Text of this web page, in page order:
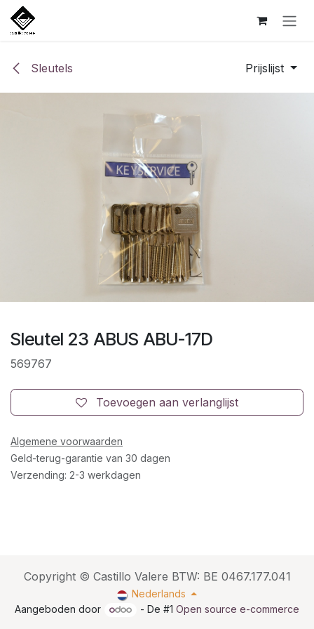
Overslaan naar inhoud
Sleutels Prijslijst
Sleutel 23 ABUS ABU-17D
569767
Toevoegen aan verlanglijst
Algemene voorwaarden
Geld-terug-garantie van 30 dagen
Verzending: 2-3 werkdagen
Copyright © Castillo Valere BTW: BE 0467.177.041
Nederlands
Aangeboden door
- De #1Open source e-commerce